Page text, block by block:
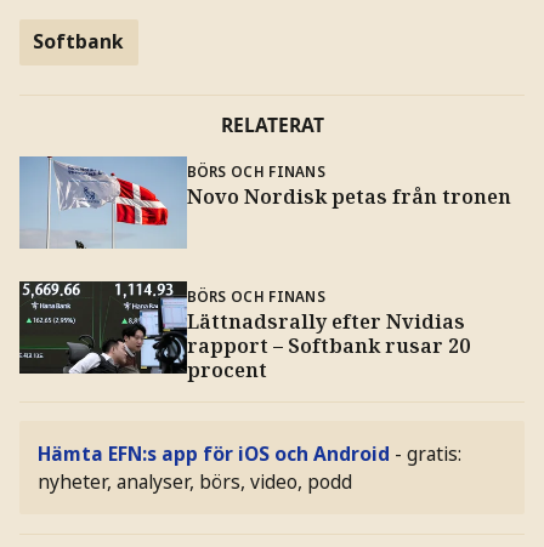
Softbank
RELATERAT
BÖRS OCH FINANS
Novo Nordisk petas från tronen
BÖRS OCH FINANS
Lättnadsrally efter Nvidias
rapport – Softbank rusar 20
procent
Hämta EFN:s app för iOS och Android - gratis:
nyheter, analyser, börs, video, podd